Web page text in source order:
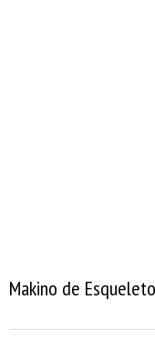
Makino de